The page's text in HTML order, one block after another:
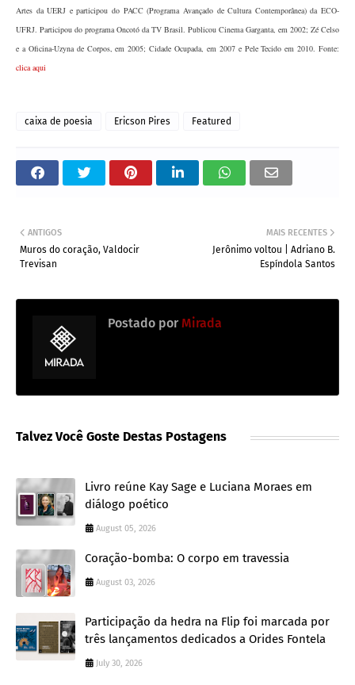
Artes da UERJ e participou do PACC (Programa Avançado de Cultura Contemporânea) da ECO-
UFRJ. Participou do programa Oncotó da TV Brasil. Publicou Cinema Garganta, em 2002; Zé Celso
e a Oficina-Uzyna de Corpos, em 2005; Cidade Ocupada, em 2007 e Pele Tecido em 2010. Fonte:
clica aqui
caixa de poesia Ericson Pires Featured
MAIS RECENTES
Jerônimo voltou | Adriano B.
Espíndola Santos
ANTIGOS
Muros do coração, Valdocir
Trevisan
Postado por Mirada
Talvez Você Goste Destas Postagens
Livro reúne Kay Sage e Luciana Moraes em
diálogo poético
August 05, 2026
Coração-bomba: O corpo em travessia
August 03, 2026
Participação da hedra na Flip foi marcada por
três lançamentos dedicados a Orides Fontela
July 30, 2026